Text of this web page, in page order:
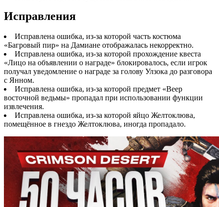
Исправления
Исправлена ошибка, из-за которой часть костюма
«Багровый пир» на Дамиане отображалась некорректно.
Исправлена ошибка, из-за которой прохождение квеста
«Лицо на объявлении о награде» блокировалось, если игрок
получал уведомление о награде за голову Улзока до разговора
с Янном.
Исправлена ошибка, из-за которой предмет «Веер
восточной ведьмы» пропадал при использовании функции
извлечения.
Исправлена ошибка, из-за которой яйцо Желтоклюва,
помещённое в гнездо Желтоклюва, иногда пропадало.